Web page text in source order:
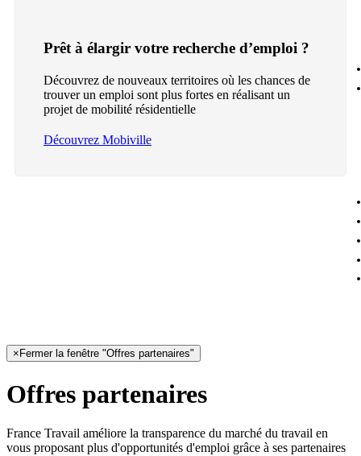
Prêt à élargir votre recherche d’emploi ?
Découvrez de nouveaux territoires où les chances de
trouver un emploi sont plus fortes en réalisant un
projet de mobilité résidentielle
Découvrez Mobiville
× Fermer la fenêtre "Offres partenaires"
Offres partenaires
France Travail améliore la transparence du marché du travail en
vous proposant plus d'opportunités d'emploi grâce à ses partenaires